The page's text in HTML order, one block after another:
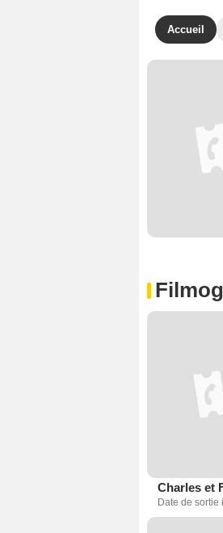
Accueil
Charles et
Date de sortie